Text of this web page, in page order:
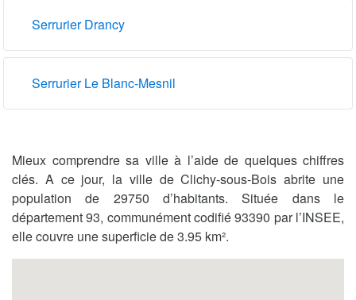
Serrurier Drancy
Serrurier Le Blanc-Mesnil
Mieux comprendre sa ville à l’aide de quelques chiffres
clés. A ce jour, la ville de Clichy-sous-Bois abrite une
population de 29750 d’habitants. Située dans le
département 93, communément codifié 93390 par l’INSEE,
elle couvre une superficie de 3.95 km².